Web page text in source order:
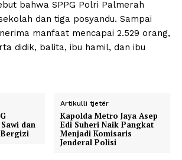
bahwa SPPG Polri Palmerah
dan tiga posyandu. Sampai
manfaat mencapai 2.529 orang,
didik, balita, ibu hamil, dan ibu
dan
Artikulli tjetër
Kapolda Metro Jaya Asep
Edi Suheri Naik Pangkat
Menjadi Komisaris
Jenderal Polisi